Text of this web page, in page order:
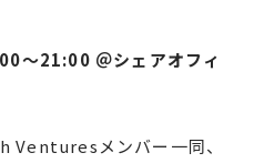
〜21:00 ＠シェアオフィ
Venturesメンバー一同、